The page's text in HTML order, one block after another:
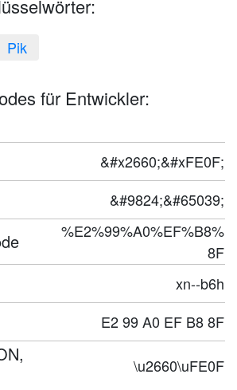
Pik
für Entwickler:
&#x2660;&#xFE0F;
&#9824;&#65039;
%E2%99%A0%EF%B8%
8F
xn--b6h
E2 99 A0 EF B8 8F
\u2660\uFE0F